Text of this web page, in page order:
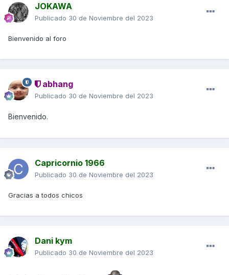
JOKAWA
Publicado 30 de Noviembre del 2023
Bienvenido al foro
abhang
Publicado 30 de Noviembre del 2023
Bienvenido.
Capricornio 1966
Publicado 30 de Noviembre del 2023
Gracias a todos chicos
Dani kym
Publicado 30 de Noviembre del 2023